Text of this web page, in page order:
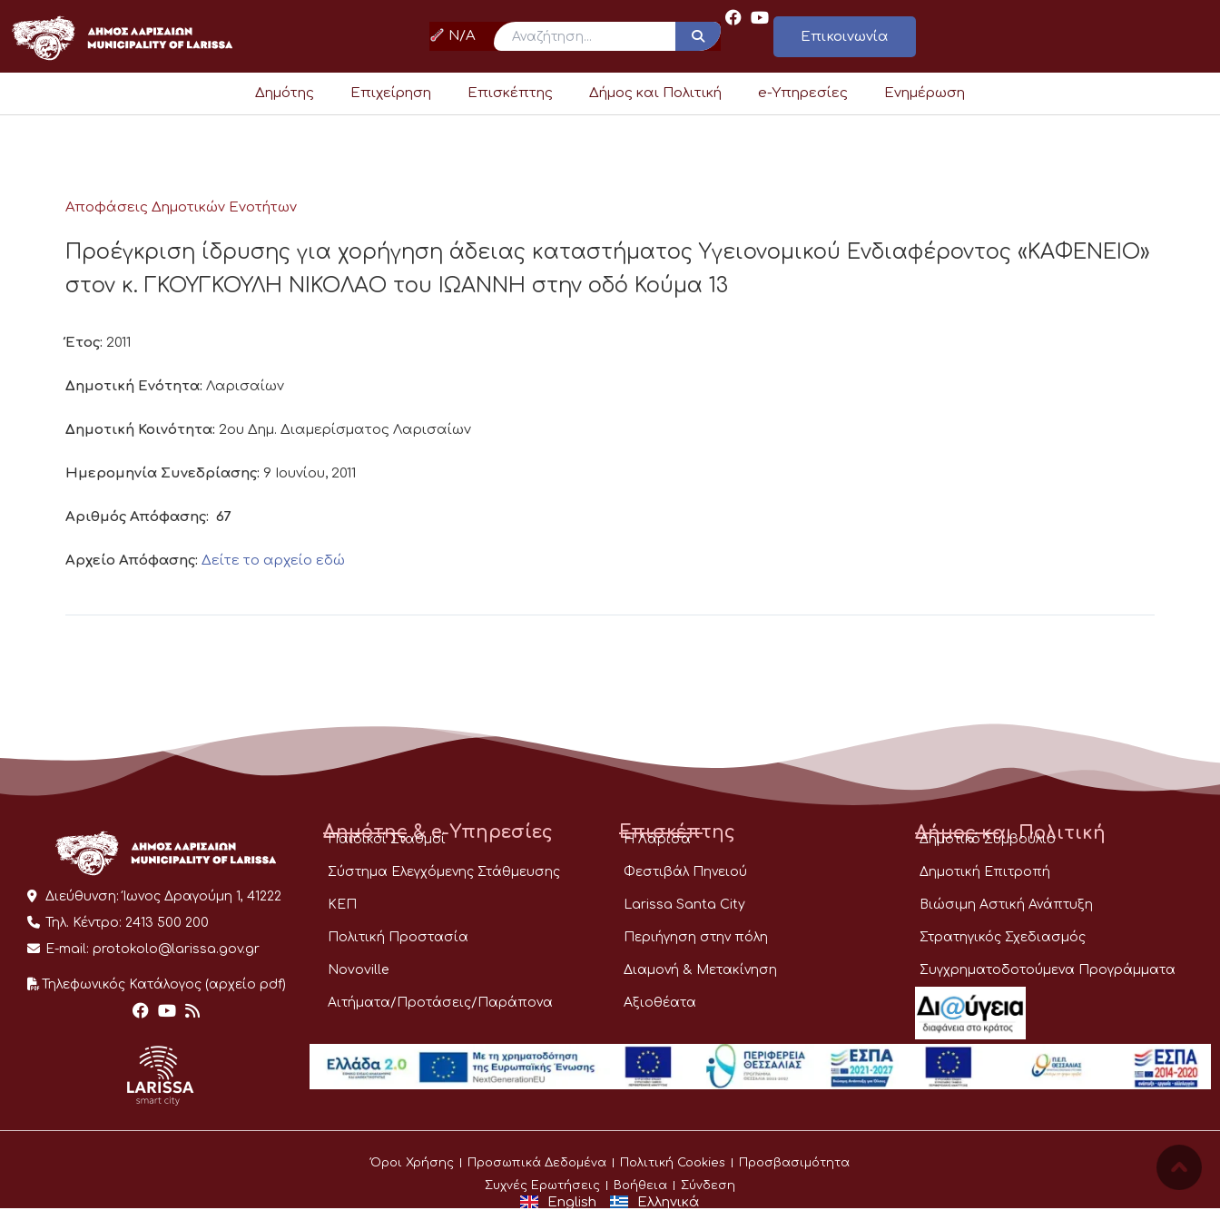
στο
περιεχόμενο
N/A Επικοινωνία
Δημότης Επιχείρηση Επισκέπτης Δήμος και Πολιτική e-Υπηρεσίες Ενημέρωση
Αποφάσεις Δημοτικών Ενοτήτων
Προέγκριση ίδρυσης για χορήγηση άδειας καταστήματος Υγειονομικού Ενδιαφέροντος «ΚΑΦΕΝΕΙΟ»
στον κ. ΓΚΟΥΓΚΟΥΛΗ ΝΙΚΟΛΑΟ του ΙΩΑΝΝΗ στην οδό Κούμα 13
Έτος: 2011
Δημοτική Ενότητα: Λαρισαίων
Δημοτική Κοινότητα: 2ου Δημ. Διαμερίσματος Λαρισαίων
Ημερομηνία Συνεδρίασης: 9 Ιουνίου, 2011
Αριθμός Απόφασης: 67
Αρχείο Απόφασης: Δείτε το αρχείο εδώ
Διεύθυνση: Ίωνος Δραγούμη 1, 41222
Τηλ. Κέντρο: 2413 500 200
E-mail: protokolo@larissa.gov.gr
Τηλεφωνικός Κατάλογος (αρχείο pdf)
Δημότης & e-Υπηρεσίες
Παιδικοί Σταθμοί
Σύστημα Ελεγχόμενης Στάθμευσης
ΚΕΠ
Πολιτική Προστασία
Novoville
Αιτήματα/Προτάσεις/Παράπονα
Επισκέπτης
Η Λάρισα
Φεστιβάλ Πηνειού
Larissa Santa City
Περιήγηση στην πόλη
Διαμονή & Μετακίνηση
Αξιοθέατα
Δήμος και Πολιτική
Δημοτικό Συμβούλιο
Δημοτική Επιτροπή
Βιώσιμη Αστική Ανάπτυξη
Στρατηγικός Σχεδιασμός
Συγχρηματοδοτούμενα Προγράμματα
Όροι Χρήσης Προσωπικά Δεδομένα Πολιτική Cookies
Προσβασιμότητα
Συχνές Ερωτήσεις
Βοήθεια Σύνδεση
English Ελληνικά